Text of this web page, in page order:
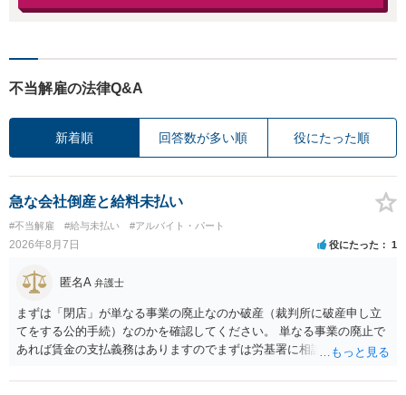
不当解雇の法律Q&A
新着順 回答数が多い順 役にたった順
急な会社倒産と給料未払い
#不当解雇 #給与未払い #アルバイト・パート
2026年8月7日 役にたった 1
匿名A 弁護士
まずは「閉店」が単なる事業の廃止なのか破産（裁判所に破産申し立
てをする公的手続）なのかを確認してください。 単なる事業の廃止で
あれば賃金の支払義務はありますのでまずは労基署に相談してくださ
しいかもしれませんが）賃金などの労働債権は他の債務より優先して